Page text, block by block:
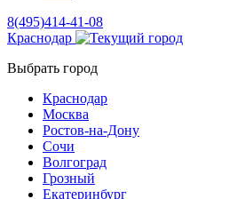
8(495)414-41-08
Краснодар
Выбрать город
Краснодар
Москва
Ростов-на-Дону
Сочи
Волгоград
Грозный
Екатеринбург